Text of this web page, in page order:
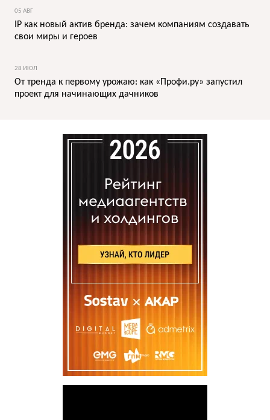
05 АВГ
IP как новый актив бренда: зачем компаниям создавать
свои миры и героев
28 ИЮЛ
От тренда к первому урожаю: как «Профи.ру» запустил
проект для начинающих дачников